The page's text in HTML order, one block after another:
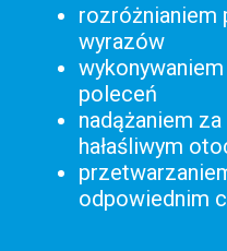
rozróżnianiem
wyrazów
poleceń
nadążaniem
hałaśliwym
odpowiednim